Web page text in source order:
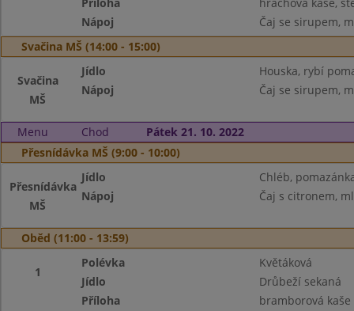
Nápoj
Čaj se sirupem,
Svačina MŠ (14:00 - 15:00)
Svačina
MŠ
Jídlo
Houska, rybí
Nápoj
Čaj se sirupem,
Menu Chod
Pátek 21. 10. 2022
Přesnídávka MŠ (9:00 - 10:00)
Přesnídávka
MŠ
Jídlo
Chléb,
Nápoj
Čaj s citronem,
Oběd (11:00 - 13:59)
1
Polévka
Květáková
Jídlo
Drůbeží sekaná
Příloha
bramborová kaše